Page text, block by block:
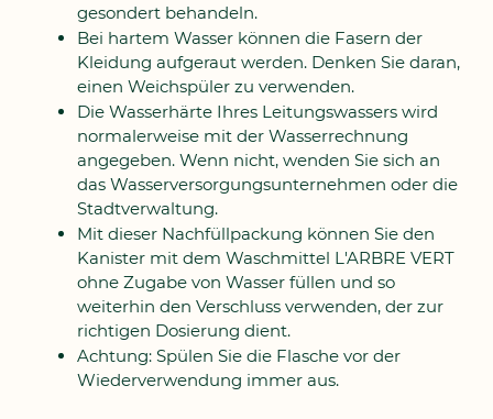
gesondert behandeln.
Bei hartem Wasser können die Fasern der
Kleidung aufgeraut werden. Denken Sie daran,
einen Weichspüler zu verwenden.
Die Wasserhärte Ihres Leitungswassers wird
normalerweise mit der Wasserrechnung
angegeben. Wenn nicht, wenden Sie sich an
das Wasserversorgungsunternehmen oder die
Stadtverwaltung.
Mit dieser Nachfüllpackung können Sie den
Kanister mit dem Waschmittel L'ARBRE VERT
ohne Zugabe von Wasser füllen und so
weiterhin den Verschluss verwenden, der zur
richtigen Dosierung dient.
Achtung: Spülen Sie die Flasche vor der
Wiederverwendung immer aus.